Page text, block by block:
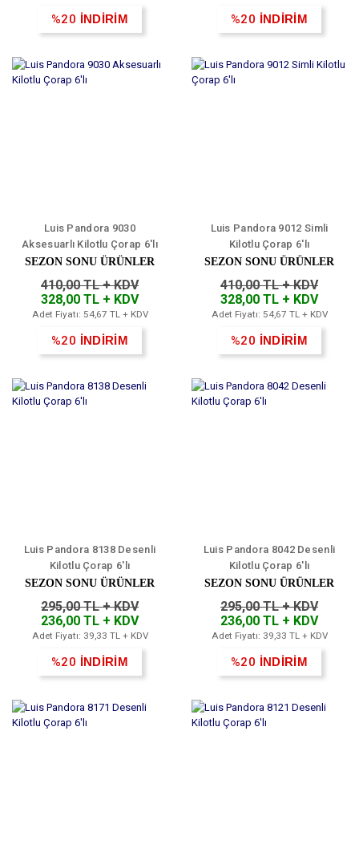
%20 İNDİRİM %20 İNDİRİM
Luis Pandora 9030
Aksesuarlı Kilotlu Çorap 6'lı
SEZON SONU ÜRÜNLER
410,00 TL + KDV
328,00 TL + KDV
Adet Fiyatı: 54,67 TL + KDV
%20 İNDİRİM
Luis Pandora 9012 Simli
Kilotlu Çorap 6'lı
SEZON SONU ÜRÜNLER
410,00 TL + KDV
328,00 TL + KDV
Adet Fiyatı: 54,67 TL + KDV
%20 İNDİRİM
Luis Pandora 8138 Desenli
Kilotlu Çorap 6'lı
SEZON SONU ÜRÜNLER
295,00 TL + KDV
236,00 TL + KDV
Adet Fiyatı: 39,33 TL + KDV
%20 İNDİRİM
Luis Pandora 8042 Desenli
Kilotlu Çorap 6'lı
SEZON SONU ÜRÜNLER
295,00 TL + KDV
236,00 TL + KDV
Adet Fiyatı: 39,33 TL + KDV
%20 İNDİRİM